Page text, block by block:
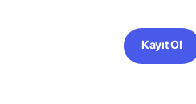
Kayıt Ol